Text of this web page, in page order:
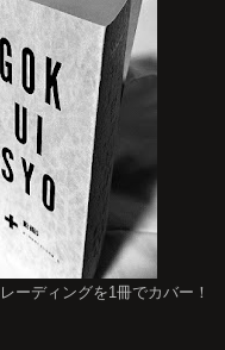
ーディングを1冊でカバー！